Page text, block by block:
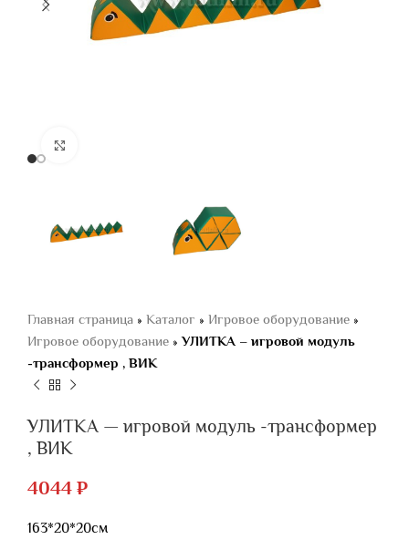
Главная страница » Каталог » Игровое оборудование »
Игровое оборудование »УЛИТКА – игровой модуль
-трансформер , ВИК
УЛИТКА — игровой модуль -трансформер
, ВИК
4044 ₽
163*20*20см